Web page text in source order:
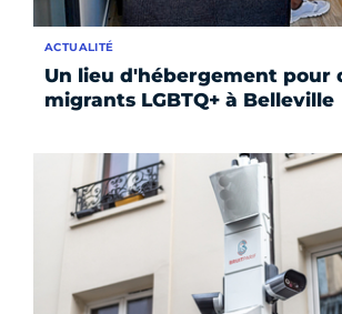
Un lieu d'hébergement pour
migrants LGBTQ+ à Belleville
ACTUALITÉ